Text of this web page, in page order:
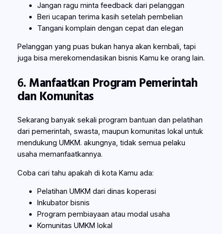
Jangan ragu minta feedback dari pelanggan
Beri ucapan terima kasih setelah pembelian
Tangani komplain dengan cepat dan elegan
Pelanggan yang puas bukan hanya akan kembali, tapi
juga bisa merekomendasikan bisnis Kamu ke orang lain.
6. Manfaatkan Program Pemerintah
dan Komunitas
Sekarang banyak sekali program bantuan dan pelatihan
dari pemerintah, swasta, maupun komunitas lokal untuk
mendukung UMKM. akungnya, tidak semua pelaku
usaha memanfaatkannya.
Coba cari tahu apakah di kota Kamu ada:
Pelatihan UMKM dari dinas koperasi
Inkubator bisnis
Program pembiayaan atau modal usaha
Komunitas UMKM lokal